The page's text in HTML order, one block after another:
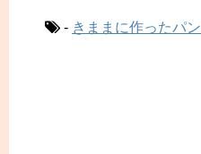
- きままに作ったパン